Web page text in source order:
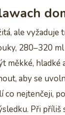
ale
280–320
měkké,
aby se
co nejtenčeji,
Při příliš